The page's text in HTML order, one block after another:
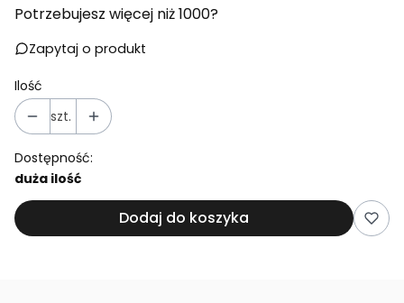
Potrzebujesz więcej niż 1000?
Zapytaj o produkt
Ilość
szt.
Dostępność:
duża ilość
Dodaj do koszyka